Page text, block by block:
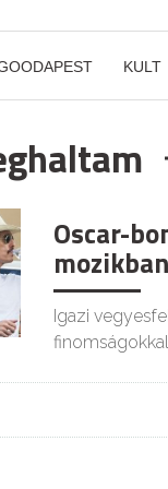
KULT
Oscar-
mozikban
Igazi